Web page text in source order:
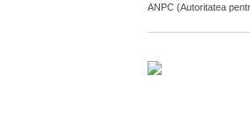
ANPC (Autoritatea